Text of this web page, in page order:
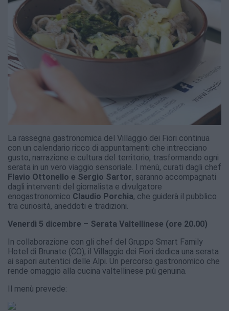
La rassegna gastronomica del Villaggio dei Fiori continua
con un calendario ricco di appuntamenti che intrecciano
gusto, narrazione e cultura del territorio, trasformando ogni
serata in un vero viaggio sensoriale. I menù, curati dagli chef
Flavio Ottonello e Sergio Sartor, saranno accompagnati
dagli interventi del giornalista e divulgatore
enogastronomico Claudio Porchia, che guiderà il pubblico
tra curiosità, aneddoti e tradizioni.
Venerdì 5 dicembre – Serata Valtellinese (ore 20.00)
In collaborazione con gli chef del Gruppo Smart Family
Hotel di Brunate (CO), il Villaggio dei Fiori dedica una serata
ai sapori autentici delle Alpi. Un percorso gastronomico che
rende omaggio alla cucina valtellinese più genuina.
Il menù prevede: